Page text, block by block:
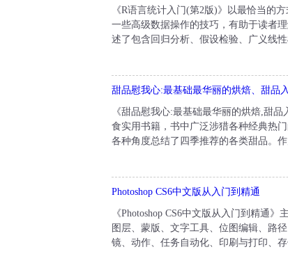
《R语言统计入门(第2版)》以最恰当的
一些高级数据操作的技巧，有助于读者
述了包含回归分析、假设检验、广义线
甜品慰我心:最基础最华丽的烘焙、甜品
《甜品慰我心:最基础最华丽的烘焙,甜
食实用书籍，书中广泛涉猎各种经典热
各种角度总结了四季推荐的各类甜品。
Photoshop CS6中文版从入门到精通
《Photoshop CS6中文版从入门到精通
图层、蒙版、文字工具、位图编辑、路
镜、动作、任务自动化、印刷与打印、